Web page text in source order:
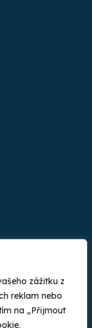
zážitku z
reklam nebo
na „Přijmout
reserved. |